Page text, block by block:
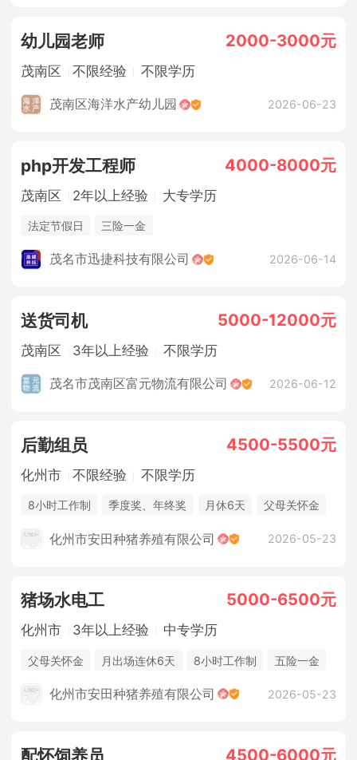
幼儿园老师 2000-3000元
茂南区 不限经验 不限学历
茂南区海洋水产幼儿园 2026-06-23
php开发工程师 4000-8000元
茂南区 2年以上经验 大专学历
法定节假日 三险一金
茂名市迅捷科技有限公司 2026-06-14
送货司机 5000-12000元
茂南区 3年以上经验 不限学历
茂名市茂南区富元物流有限公司 2026-06-12
后勤组员 4500-5500元
化州市 不限经验 不限学历
8小时工作制 季度奖、年终奖 月休6天
父母关怀金
化州市安田种猪养殖有限公司 2026-05-23
猪场水电工 5000-6500元
化州市 3年以上经验 中专学历
父母关怀金 月出场连休6天 8小时工作制
五险一金
化州市安田种猪养殖有限公司 2026-05-23
配怀饲养员 4500-6000元